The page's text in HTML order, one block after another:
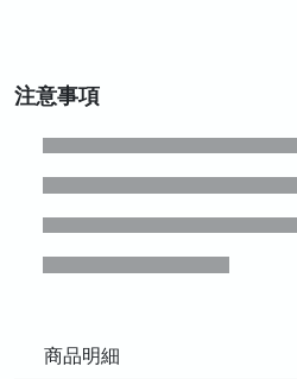
注意事項
商品明細